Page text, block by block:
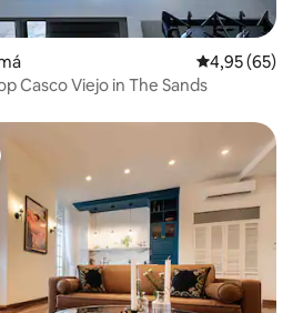
Gemiddelde
4,95 (65)
Casco Viejo in The Sands